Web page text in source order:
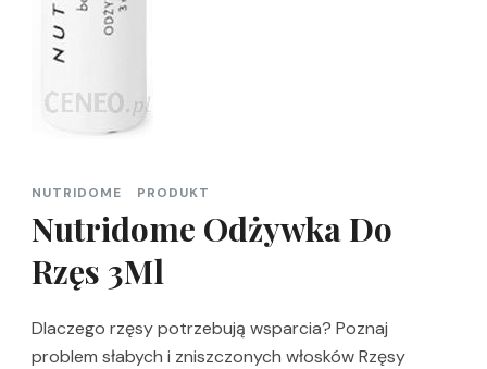
NUTRIDOME PRODUKT
Nutridome Odżywka Do
Rzęs 3Ml
Dlaczego rzęsy potrzebują wsparcia? Poznaj
problem słabych i zniszczonych włosków Rzęsy